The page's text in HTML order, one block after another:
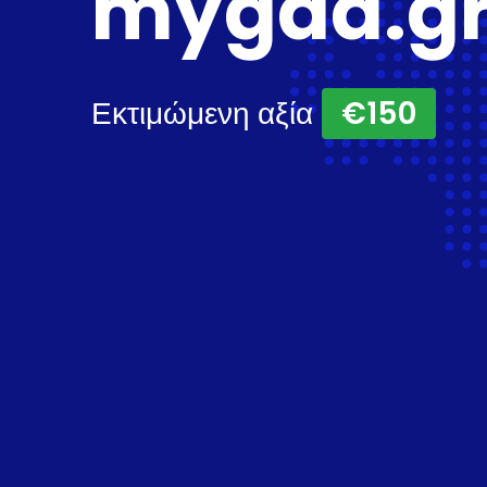
Εκτιμώμενη αξία €150